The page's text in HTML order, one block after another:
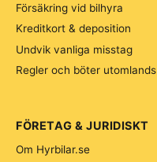
Försäkring vid bilhyra
Kreditkort & deposition
Undvik vanliga misstag
Regler och böter utomlands
FÖRETAG & JURIDISKT
Om Hyrbilar.se